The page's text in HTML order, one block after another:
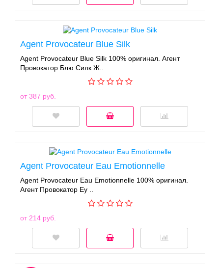
Agent Provocateur Blue Silk
Agent Provocateur Blue Silk 100% оригинал. Агент
Провокатор Блю Силк Ж..
от 387 руб.
Agent Provocateur Eau Emotionnelle
Agent Provocateur Eau Emotionnelle 100% оригинал.
Агент Провокатор Еу ..
от 214 руб.